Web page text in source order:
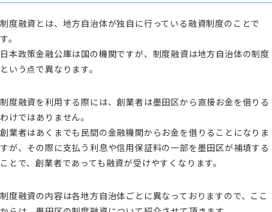
制度融資とは、地方自治体が独自に行っている融資制度のことで
す。
日本政策金融公庫は国の機関ですが、制度融資は地方自治体の制度
という点で異なります。
制度融資を利用する際には、創業者は墨田区から直接お金を借りる
わけではありません。
創業者はあくまでも民間の金融機関からお金を借りることになりま
すが、その際に支払う利息や信用保証料の一部を墨田区が補填する
ことで、創業者であっても融資が受けやすくなります。
制度融資の内容は各地方自治体ごとに異なっておりますので、ここ